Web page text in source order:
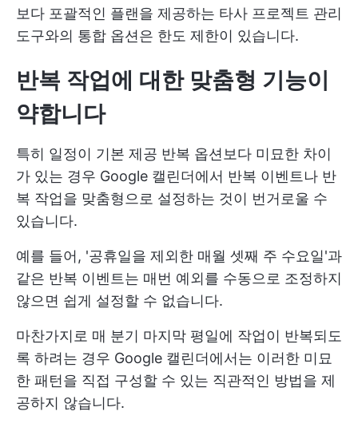
보다 포괄적인 플랜을 제공하는 타사 프로젝트 관리
도구와의 통합 옵션은 한도 제한이 있습니다.
반복 작업에 대한 맞춤형 기능이
약합니다
특히 일정이 기본 제공 반복 옵션보다 미묘한 차이
가 있는 경우 Google 캘린더에서 반복 이벤트나 반
복 작업을 맞춤형으로 설정하는 것이 번거로울 수
있습니다.
예를 들어, '공휴일을 제외한 매월 셋째 주 수요일'과
같은 반복 이벤트는 매번 예외를 수동으로 조정하지
않으면 쉽게 설정할 수 없습니다.
마찬가지로 매 분기 마지막 평일에 작업이 반복되도
록 하려는 경우 Google 캘린더에서는 이러한 미묘
한 패턴을 직접 구성할 수 있는 직관적인 방법을 제
공하지 않습니다.